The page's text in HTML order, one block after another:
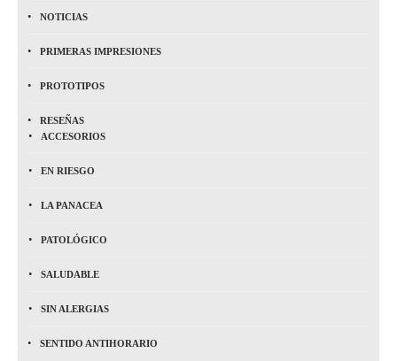
NOTICIAS
PRIMERAS IMPRESIONES
PROTOTIPOS
RESEÑAS
ACCESORIOS
EN RIESGO
LA PANACEA
PATOLÓGICO
SALUDABLE
SIN ALERGIAS
SENTIDO ANTIHORARIO